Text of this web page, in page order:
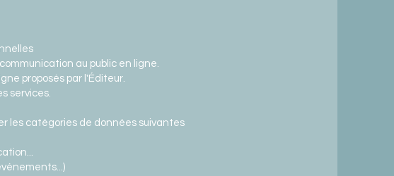
au public en ligne.
proposés par l'Éditeur.
services.
les catégories de données suivantes